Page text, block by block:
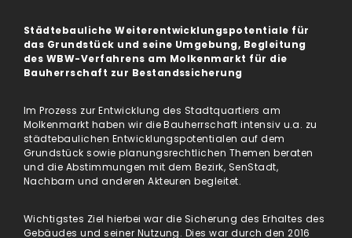
Städtebauliche Weiterentwicklungspotentiale für
das Grundstück und seine Umgebung, Begleitung
des WBW-Verfahrens am Molkenmarkt für die
Bauherrschaft zur Bestandssicherung
Im Prozess zur Entwicklung des Stadtquartiers am
Molkenmarkt haben wir die Bauherrschaft intensiv u.a. zu
städtebaulichen Entwicklungspotentialen auf dem
Grundstück sowie planungsrechtlichen Themen beraten
und die Abstimmungen mit dem Bezirk, SenStadt,
Nachbarn und anderen Akteuren begleitet.
Wichtigstes Ziel hierbei war die Sicherung des Erhaltes des
Gebäudes und seiner Nutzung. Dies war durch den 2016